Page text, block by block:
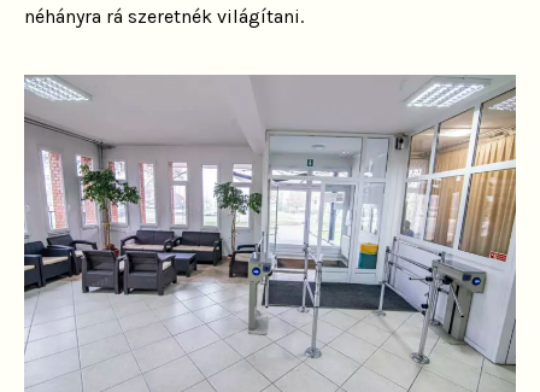
néhányra rá szeretnék világítani.